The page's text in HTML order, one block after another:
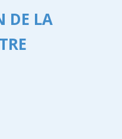
DE LA